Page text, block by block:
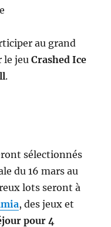
au grand
le jeuCrashed Ice
.
sélectionnés
du 16 mars au
lots seront à
, des jeux et
pour 4